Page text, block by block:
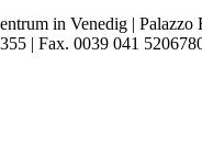
in Venedig |
| Fax. 0039 041